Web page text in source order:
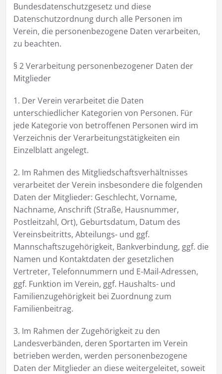
Bundesdatenschutzgesetz und diese
Datenschutzordnung durch alle Personen im
Verein, die personenbezogene Daten verarbeiten,
zu beachten.
§ 2 Verarbeitung personenbezogener Daten der
Mitglieder
1. Der Verein verarbeitet die Daten
unterschiedlicher Kategorien von Personen. Für
jede Kategorie von betroffenen Personen wird im
Verzeichnis der Verarbeitungstätigkeiten ein
Einzelblatt angelegt.
2. Im Rahmen des Mitgliedschaftsverhältnisses
verarbeitet der Verein insbesondere die folgenden
Daten der Mitglieder: Geschlecht, Vorname,
Nachname, Anschrift (Straße, Hausnummer,
Postleitzahl, Ort), Geburtsdatum, Datum des
Vereinsbeitritts, Abteilungs- und ggf.
Mannschaftszugehörigkeit, Bankverbindung, ggf. die
Namen und Kontaktdaten der gesetzlichen
Vertreter, Telefonnummern und E-Mail-Adressen,
ggf. Funktion im Verein, ggf. Haushalts- und
Familienzugehörigkeit bei Zuordnung zum
Familienbeitrag.
3. Im Rahmen der Zugehörigkeit zu den
Landesverbänden, deren Sportarten im Verein
betrieben werden, werden personenbezogene
Daten der Mitglieder an diese weitergeleitet, soweit